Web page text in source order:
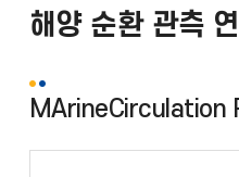
해양 순환 관측
MArineCirculation